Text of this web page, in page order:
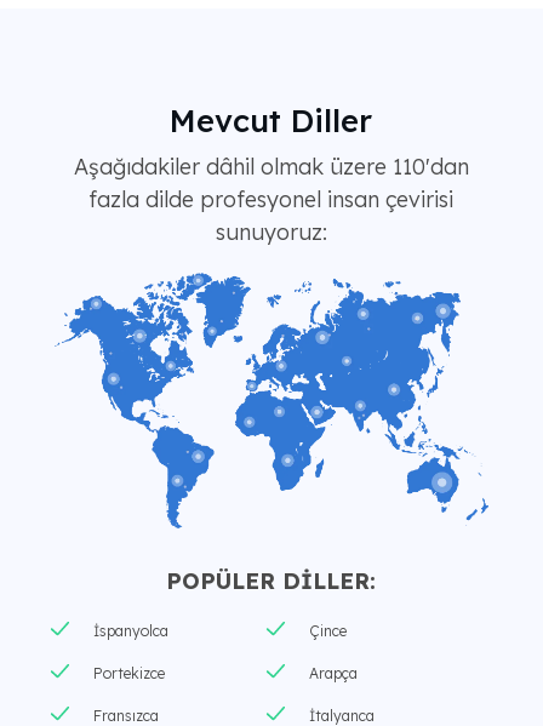
Mevcut Diller
Aşağıdakiler dâhil olmak üzere 110'dan
fazla dilde profesyonel insan çevirisi
sunuyoruz:
POPÜLER DİLLER:
İspanyolca
Portekizce
Fransızca
Çince
Arapça
İtalyanca